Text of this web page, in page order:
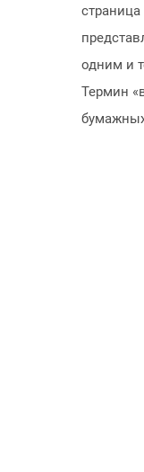
одним и
Термин